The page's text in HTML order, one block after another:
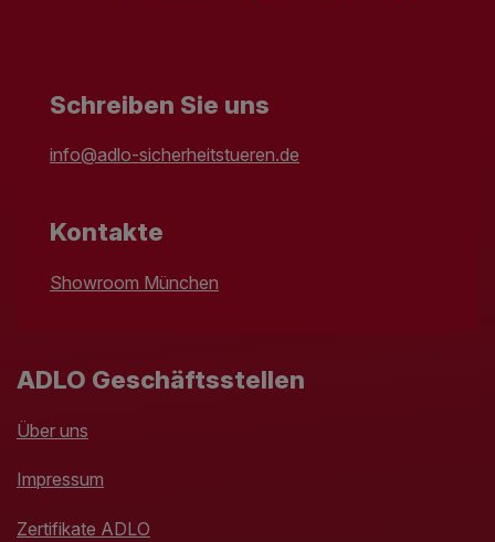
Schreiben Sie uns
info@adlo-sicherheitstueren.de
Kontakte
Showroom München
ADLO Geschäftsstellen
Über uns
Impressum
Zertifikate ADLO